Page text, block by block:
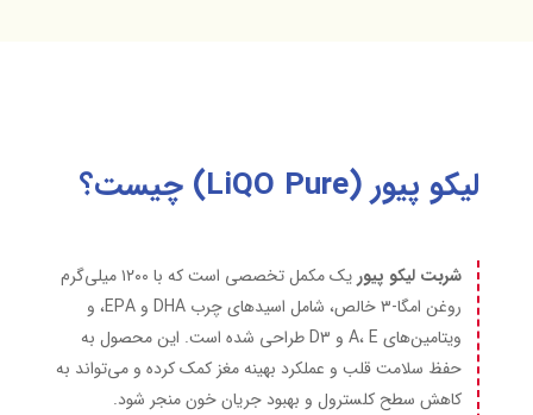
لیکو پیور (LiQO Pure) چیست؟
شربت لیکو پیور
یک مکمل تخصصی است که با ۱۲۰۰ میلی‌گرم
روغن امگا-۳ خالص، شامل اسیدهای چرب DHA و EPA، و
ویتامین‌های A، E و D۳ طراحی شده است. این محصول به
حفظ سلامت قلب و عملکرد بهینه مغز کمک کرده و می‌تواند به
کاهش سطح کلسترول و بهبود جریان خون منجر شود.